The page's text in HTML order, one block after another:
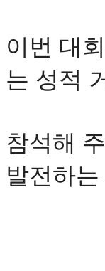
이번 대
는 성적
참석해
발전하